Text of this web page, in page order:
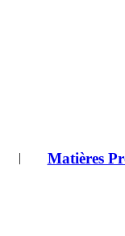
| Matières